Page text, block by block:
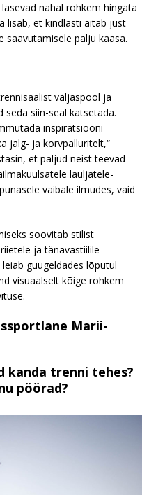
nahal rohkem hingata
lisab, et kindlasti aitab just
saavutamisele palju kaasa.
väljaspool ja
siin-seal katsetada.
inspiratsiooni
jalg- ja korvpalluritelt,“
et paljud neist teevad
lauljatele-
vaibale ilmudes, vaid
soovitab stilist
ja tänavastiilile
guugeldades lõputul
visuaalselt kõige rohkem
Marii-
kanda trenni tehes?
pöörad?